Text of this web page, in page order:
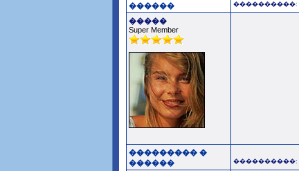
������
����������:
�����
Super Member
��������� �
������
����������: